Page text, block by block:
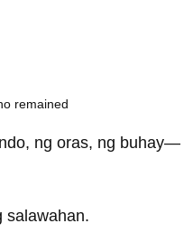
remained
ng oras, ng buhay—
salawahan.